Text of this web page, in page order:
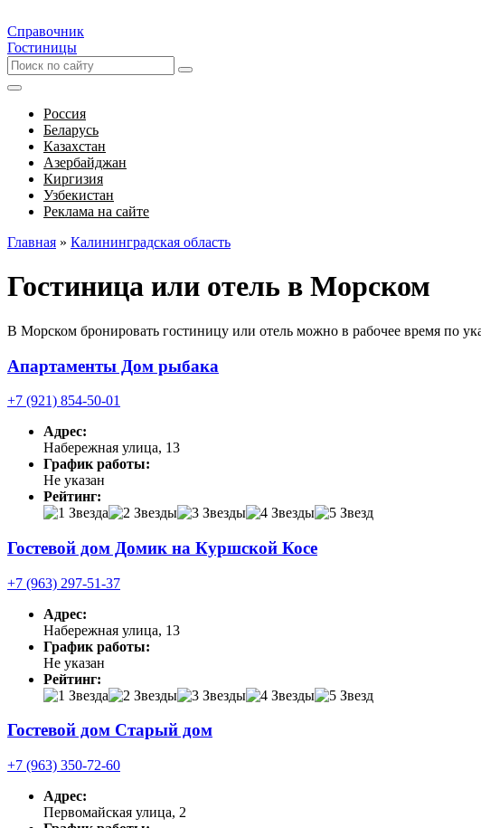
Справочник
Гостиницы
Россия
Беларусь
Казахстан
Азербайджан
Киргизия
Узбекистан
Реклама на сайте
Главная » Калининградская область
Гостиница или отель в Морском
В Морском бронировать гостиницу или отель можно в рабочее время по
Апартаменты Дом рыбака
+7 (921) 854-50-01
Адрес:
Набережная улица, 13
График работы:
Не указан
Рейтинг:
Гостевой дом Домик на Куршской Косе
+7 (963) 297-51-37
Адрес:
Набережная улица, 13
График работы:
Не указан
Рейтинг:
Гостевой дом Старый дом
+7 (963) 350-72-60
Адрес:
Первомайская улица, 2